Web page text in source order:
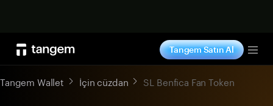
Tangem Satın Al
Tangem Wallet İçin cüzdan SL Benfica Fan Token